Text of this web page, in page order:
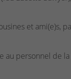
et ami(e)s,
au personnel de